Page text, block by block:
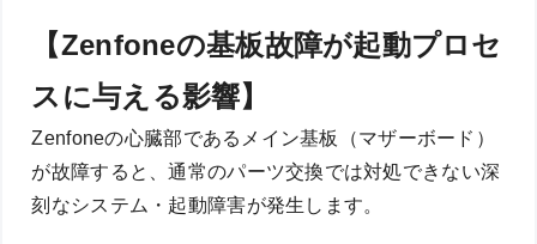
【Zenfoneの基板故障が起動プロセ
スに与える影響】
Zenfoneの心臓部であるメイン基板（マザーボード）
が故障すると、通常のパーツ交換では対処できない深
刻なシステム・起動障害が発生します。